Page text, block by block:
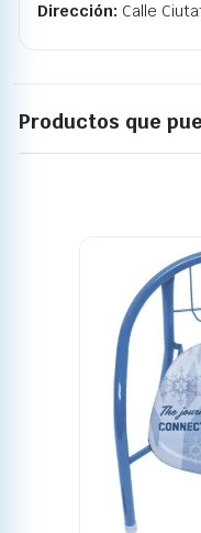
Dirección: Calle
Productos que